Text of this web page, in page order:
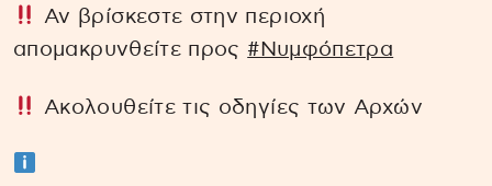
Αν βρίσκεστε στην περιοχή
απομακρυνθείτε προς #Νυμφόπετρα
Ακολουθείτε τις οδηγίες των Αρχών